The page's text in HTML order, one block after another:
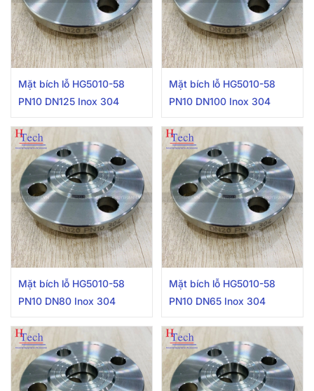
Mặt bích lỗ HG5010-58
PN10 DN125 Inox 304
Mặt bích lỗ HG5010-58
PN10 DN100 Inox 304
Mặt bích lỗ HG5010-58
PN10 DN80 Inox 304
Mặt bích lỗ HG5010-58
PN10 DN65 Inox 304